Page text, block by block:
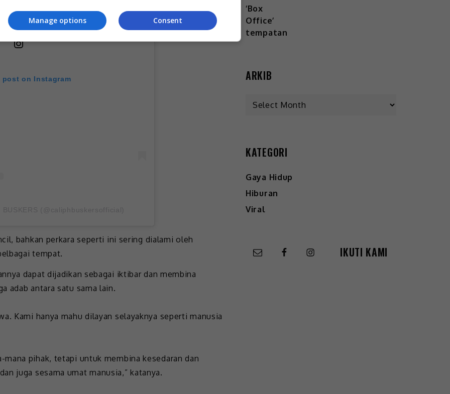
post on Instagram
bahkan perkara seperti ini sering dialami oleh
tempat.
dapat dijadikan sebagai iktibar dan membina
adab antara satu sama lain.
Kami hanya mahu dilayan selayaknya seperti manusia
pihak, tetapi untuk membina kesedaran dan
juga sesama umat manusia,” katanya.
ARKIB
KATEGORI
Gaya Hidup
Hiburan
Viral
IKUTI KAMI
Consent
Manage options